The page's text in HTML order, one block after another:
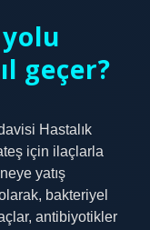
geçer?
Hastalık
için ilaçlarla
yatış
bakteriyel
antibiyotikler